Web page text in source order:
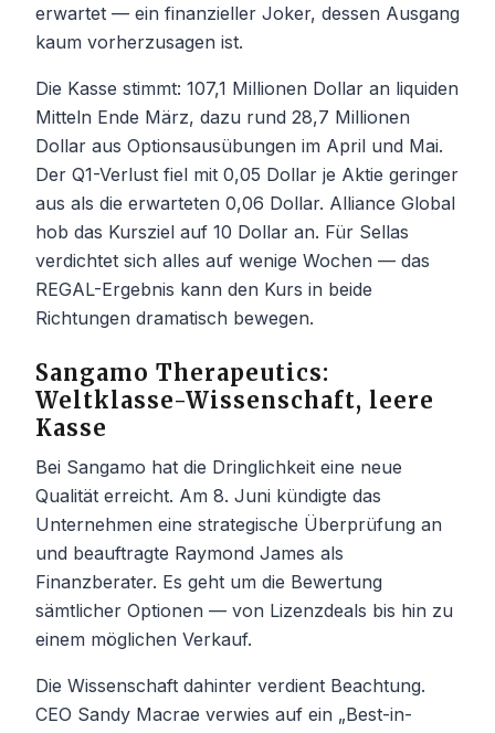
erwartet — ein finanzieller Joker, dessen Ausgang
kaum vorherzusagen ist.
Die Kasse stimmt: 107,1 Millionen Dollar an liquiden
Mitteln Ende März, dazu rund 28,7 Millionen
Dollar aus Optionsausübungen im April und Mai.
Der Q1-Verlust fiel mit 0,05 Dollar je Aktie geringer
aus als die erwarteten 0,06 Dollar. Alliance Global
hob das Kursziel auf 10 Dollar an. Für Sellas
verdichtet sich alles auf wenige Wochen — das
REGAL-Ergebnis kann den Kurs in beide
Richtungen dramatisch bewegen.
Sangamo Therapeutics:
Weltklasse-Wissenschaft, leere
Kasse
Bei Sangamo hat die Dringlichkeit eine neue
Qualität erreicht. Am 8. Juni kündigte das
Unternehmen eine strategische Überprüfung an
und beauftragte Raymond James als
Finanzberater. Es geht um die Bewertung
sämtlicher Optionen — von Lizenzdeals bis hin zu
einem möglichen Verkauf.
Die Wissenschaft dahinter verdient Beachtung.
CEO Sandy Macrae verwies auf ein „Best-in-